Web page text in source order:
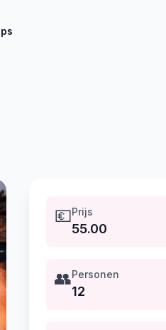
💶Prijs
55.00
👥Personen
12